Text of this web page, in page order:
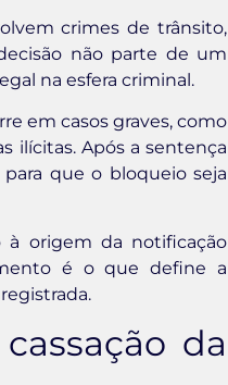
crimes de trânsito,
não parte de um
na esfera criminal.
em casos graves, como
ilícitas. Após a sentença
que o bloqueio seja
à origem da notificação
é o que define a
da